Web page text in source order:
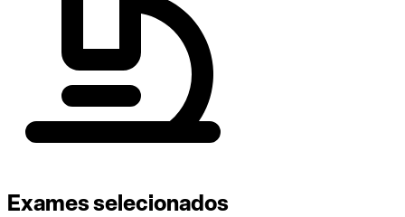
Exames selecionados